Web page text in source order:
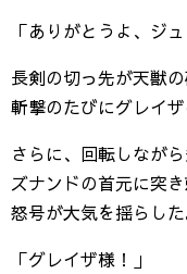
「ありがとうよ、ジ
長剣の切っ先が天獣の
斬撃のたびにグレイ
さらに、回転しなが
ズナンドの首元に突き
怒号が大気を揺らした
「グレイザ様！」